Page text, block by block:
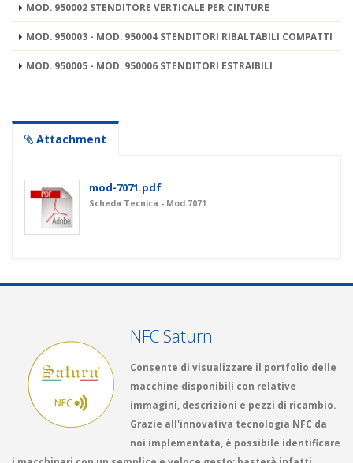
MOD. 950002 STENDITORE VERTICALE PER CINTURE
MOD. 950003 - MOD. 950004 STENDITORI RIBALTABILI COMPATTI
MOD. 950005 - MOD. 950006 STENDITORI ESTRAIBILI
Attachment
mod-7071.pdf
Scheda Tecnica - Mod.7071
NFC Saturn
Consente di visualizzare il portfolio delle
macchine disponibili con relative
immagini, descrizioni e pezzi di ricambio.
Grazie all'innovativa tecnologia NFC da
noi implementata, è possibile identificare